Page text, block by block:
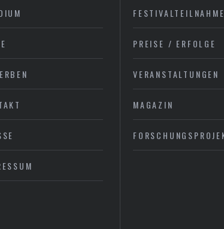
PREISE / ERFOLGE
VERANSTALTUNGEN
MAGAZIN